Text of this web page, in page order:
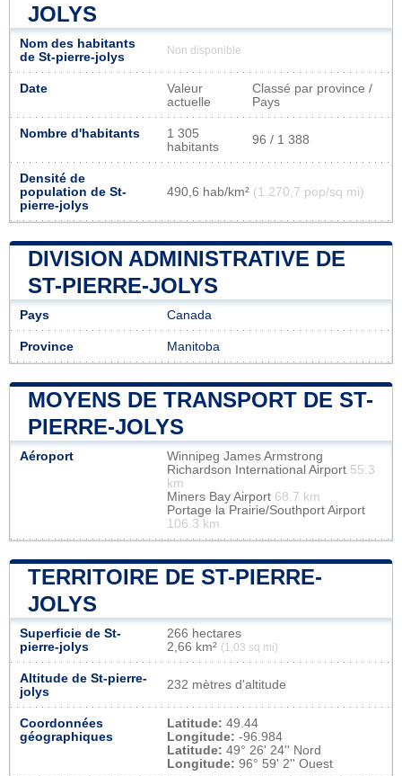
JOLYS
Nom des habitants
de St-pierre-jolys
Non disponible
Date
Valeur
actuelle
Classé par province /
Pays
Nombre d'habitants
1 305
habitants
96 / 1 388
Densité de
population de St-
pierre-jolys
490,6 hab/km² (1 270,7 pop/sq mi)
DIVISION ADMINISTRATIVE DE
ST-PIERRE-JOLYS
Pays Canada
Province Manitoba
MOYENS DE TRANSPORT DE ST-
PIERRE-JOLYS
Aéroport
Winnipeg James Armstrong
Richardson International Airport 55.3
km
Miners Bay Airport 68.7 km
Portage la Prairie/Southport Airport
106.3 km
TERRITOIRE DE ST-PIERRE-
JOLYS
Superficie de St-
pierre-jolys
266 hectares
2,66 km² (1,03 sq mi)
Altitude de St-pierre-
jolys
232 mètres d'altitude
Coordonnées
géographiques
Latitude: 49.44
Longitude: -96.984
Latitude: 49° 26' 24'' Nord
Longitude: 96° 59' 2'' Ouest